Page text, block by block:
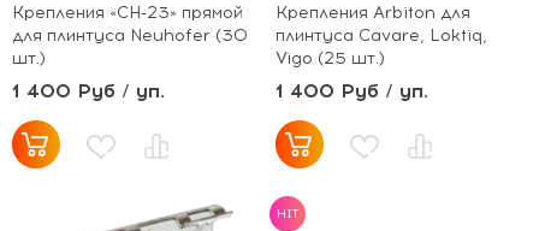
Крепления «СН-23» прямой
для плинтуса Neuhofer (30
шт.)
1 400 Руб / уп.
Крепления Arbiton для
плинтуса Cavare, Loktiq,
Vigo (25 шт.)
1 400 Руб / уп.
HIT